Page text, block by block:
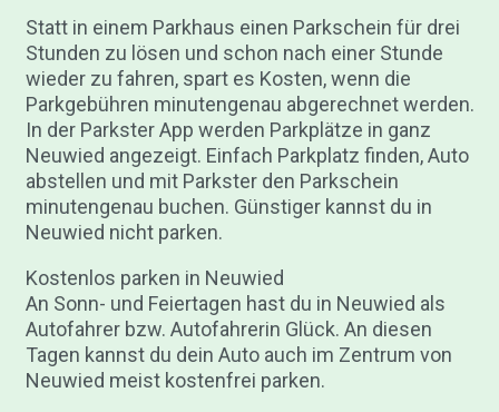
Statt in einem Parkhaus einen Parkschein für drei
Stunden zu lösen und schon nach einer Stunde
wieder zu fahren, spart es Kosten, wenn die
Parkgebühren minutengenau abgerechnet werden.
In der Parkster App werden Parkplätze in ganz
Neuwied angezeigt. Einfach Parkplatz finden, Auto
abstellen und mit Parkster den Parkschein
minutengenau buchen. Günstiger kannst du in
Neuwied nicht parken.
Kostenlos parken in Neuwied
An Sonn- und Feiertagen hast du in Neuwied als
Autofahrer bzw. Autofahrerin Glück. An diesen
Tagen kannst du dein Auto auch im Zentrum von
Neuwied meist kostenfrei parken.